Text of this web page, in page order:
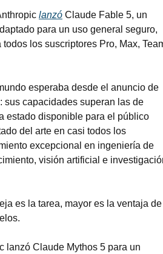
lanzó Claude Fable 5, un
para un uso general seguro,
los suscriptores Pro, Max,
esperaba desde el anuncio de
sus capacidades superan las de
estado disponible para el público
del arte en casi todos los
excepcional en ingeniería de
visión artificial e
es la tarea, mayor es la ventaja de
lanzó Claude Mythos 5 para un